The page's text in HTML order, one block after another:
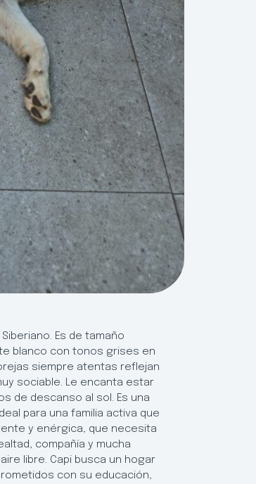
Es de tamaño
blanco con tonos grises en
siempre atentas reflejan
sociable. Le encanta estar
de descanso al sol. Es una
para una familia activa que
y enérgica, que necesita
compañía y mucha
libre. Capi busca un hogar
con su educación,